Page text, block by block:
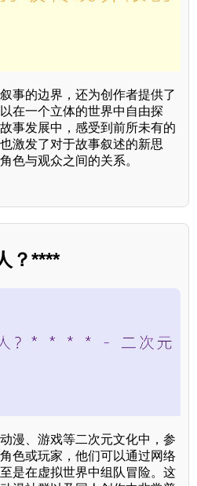
事的边界，还为创作者提供了
在一个立体的世界中自由探
事发展中，感受到前所未有的
激发了对于故事叙述的新思
色与观众之间的关系。
？****
漫、游戏等二次元文化中，参
色或玩家，他们可以通过网络
是在虚拟世界中组队冒险。这